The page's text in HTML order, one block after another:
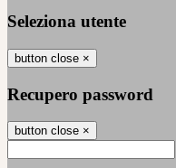
Seleziona utente
button close ×
Recupero password
button close ×